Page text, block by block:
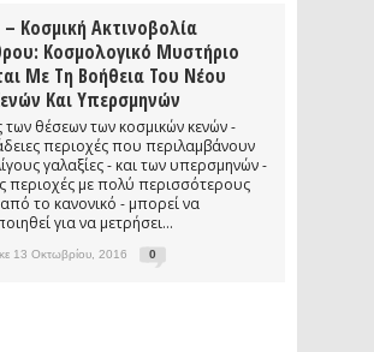
Κοσμική Ακτινοβολία
Κοσμολογικό Μυστήριο
Με Τη Βοήθεια Του Νέου
Και Υπερσμηνών
θέσεων των κοσμικών κενών -
περιοχές που περιλαμβάνουν
γαλαξίες - και των υπερσμηνών -
περιοχές με πολύ περισσότερους
από το κανονικό - μπορεί να
για να μετρήσει...
13 Οκτωβρίου, 2016 0